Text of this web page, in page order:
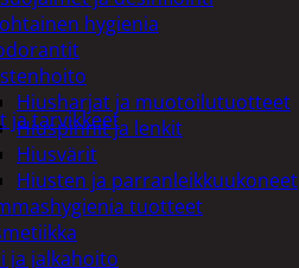
hygienia
Hiusharjat ja muotoilutuotteet
Hiuspinnit ja lenkit
Hiusvärit
Hiusten ja parranleikkuukoneet
tuotteet
ja jalkahoito
ja tarvikkeet